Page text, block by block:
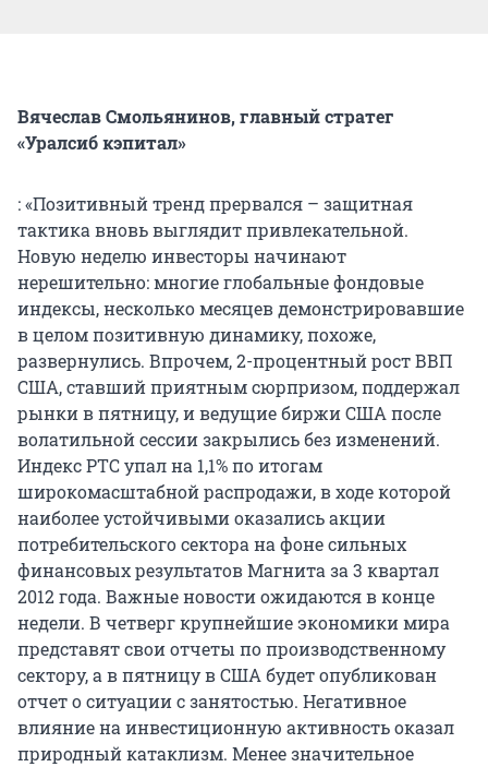
Вячеслав Смольянинов, главный стратег
«Уралсиб кэпитал»
: «Позитивный тренд прервался – защитная
тактика вновь выглядит привлекательной.
Новую неделю инвесторы начинают
нерешительно: многие глобальные фондовые
индексы, несколько месяцев демонстрировавшие
в целом позитивную динамику, похоже,
развернулись. Впрочем, 2-процентный рост ВВП
США, ставший приятным сюрпризом, поддержал
рынки в пятницу, и ведущие биржи США после
волатильной сессии закрылись без изменений.
Индекс РТС упал на 1,1% по итогам
широкомасштабной распродажи, в ходе которой
наиболее устойчивыми оказались акции
потребительского сектора на фоне сильных
финансовых результатов Магнита за 3 квартал
2012 года. Важные новости ожидаются в конце
недели. В четверг крупнейшие экономики мира
представят свои отчеты по производственному
сектору, а в пятницу в США будет опубликован
отчет о ситуации с занятостью. Негативное
влияние на инвестиционную активность оказал
природный катаклизм. Менее значительное